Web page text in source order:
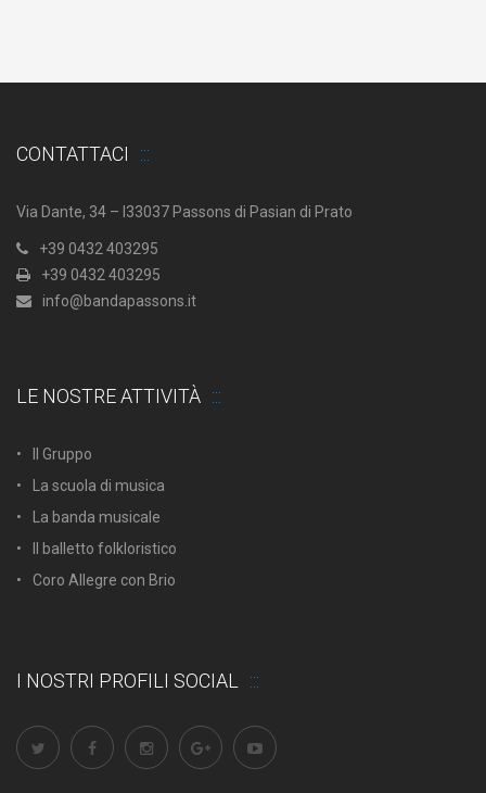
CONTATTACI
Via Dante, 34 – I33037 Passons di Pasian di Prato
+39 0432 403295
+39 0432 403295
info@bandapassons.it
LE NOSTRE ATTIVITÀ
Il Gruppo
La scuola di musica
La banda musicale
Il balletto folkloristico
Coro Allegre con Brio
I NOSTRI PROFILI SOCIAL